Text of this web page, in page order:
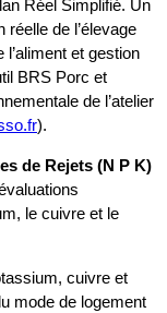
Réel Simplifié. Un
de l’élevage
et gestion
BRS Porc et
de l’atelier
).
de Rejets (N P K)
le cuivre et le
cuivre et
mode de logement